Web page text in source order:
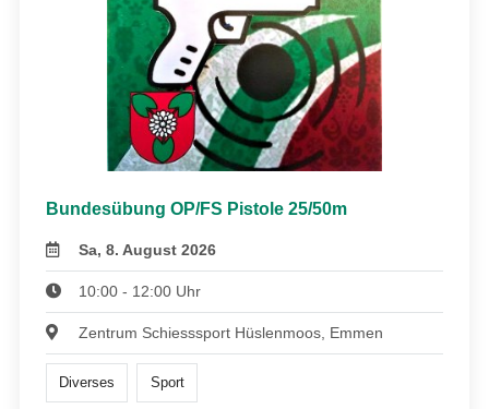
Bundesübung OP/FS Pistole 25/50m
Sa, 8. August 2026
10:00 - 12:00 Uhr
Zentrum Schiesssport Hüslenmoos, Emmen
Diverses Sport